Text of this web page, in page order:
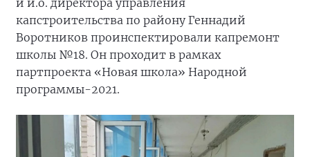
и и.о. директора управления
капстроительства по району Геннадий
Воротников проинспектировали капремонт
школы №18. Он проходит в рамках
партпроекта «Новая школа» Народной
программы-2021.